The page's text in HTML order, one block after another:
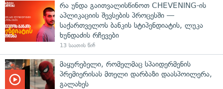
რა უნდა გაითვალისწინოთ CHEVENING-ის
აპლიკაციის შევსების პროცესში —
საქართველოს ბანკის სტიპენდიატის, ლუკა
ხუნდაძის რჩევები
13 საათის წინ
მაყურებელი, რომელმაც სპაიდერმენის
პრემიერისას მთელი დარბაზი დაასპოილერა,
გალახეს